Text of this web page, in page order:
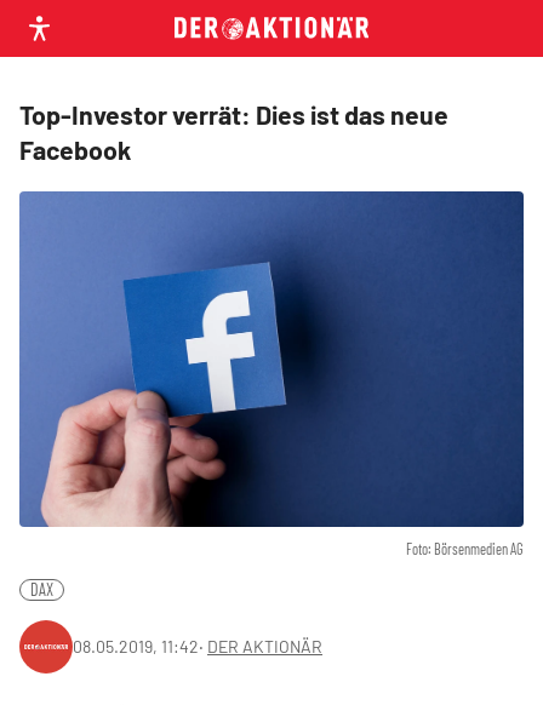
Top-Investor verrät: Dies ist das neue
Facebook
Foto: Börsenmedien AG
DAX
08.05.2019, 11:42‧ DER AKTIONÄR